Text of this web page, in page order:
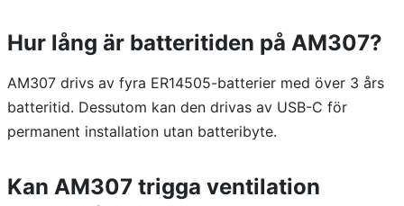
Hur lång är batteritiden på AM307?
AM307 drivs av fyra ER14505-batterier med över 3 års
batteritid. Dessutom kan den drivas av USB-C för
permanent installation utan batteribyte.
Kan AM307 trigga ventilation